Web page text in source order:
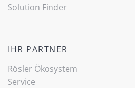
Solution Finder
IHR PARTNER
Rösler Ökosystem
Service